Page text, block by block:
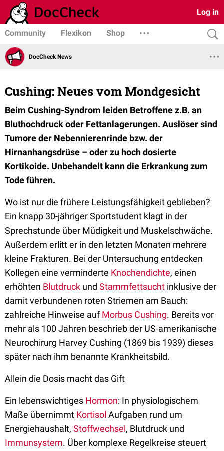
Log in
Community Flexikon Shop
DocCheck News
Cushing: Neues vom Mondgesicht
Beim Cushing-Syndrom leiden Betroffene z.B. an
Bluthochdruck oder Fettanlagerungen. Auslöser sind
Tumore der Nebennierenrinde bzw. der
Hirnanhangsdrüse – oder zu hoch dosierte
Kortikoide. Unbehandelt kann die Erkrankung zum
Tode führen.
Wo ist nur die frühere Leistungsfähigkeit geblieben?
Ein knapp 30-jähriger Sportstudent klagt in der
Sprechstunde über Müdigkeit und Muskelschwäche.
Außerdem erlitt er in den letzten Monaten mehrere
kleine Frakturen. Bei der Untersuchung entdecken
Kollegen eine verminderte Knochendichte, einen
erhöhten Blutdruck und Stammfettsucht inklusive der
damit verbundenen roten Striemen am Bauch:
zahlreiche Hinweise aufMorbus Cushing. Bereits vor
mehr als 100 Jahren beschrieb der US-amerikanische
Neurochirurg Harvey Cushing (1869 bis 1939) dieses
später nach ihm benannte Krankheitsbild.
Allein die Dosis macht das Gift
Ein lebenswichtiges Hormon: In physiologischem
Maße übernimmt Kortisol Aufgaben rund um
Energiehaushalt, Stoffwechsel, Blutdruck und
Immunsystem. Über komplexe Regelkreise steuert